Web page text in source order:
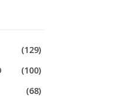
(129)
(100)
(68)